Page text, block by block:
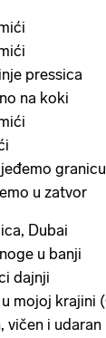
pressica
na koki
granicu
u zatvor
Dubai
u banji
dajnji
mojoj krajini
vičen i udaran